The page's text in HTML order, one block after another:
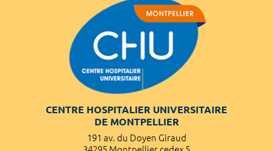
CENTRE HOSPITALIER UNIVERSITAIRE
DE MONTPELLIER
191 av. du Doyen Giraud